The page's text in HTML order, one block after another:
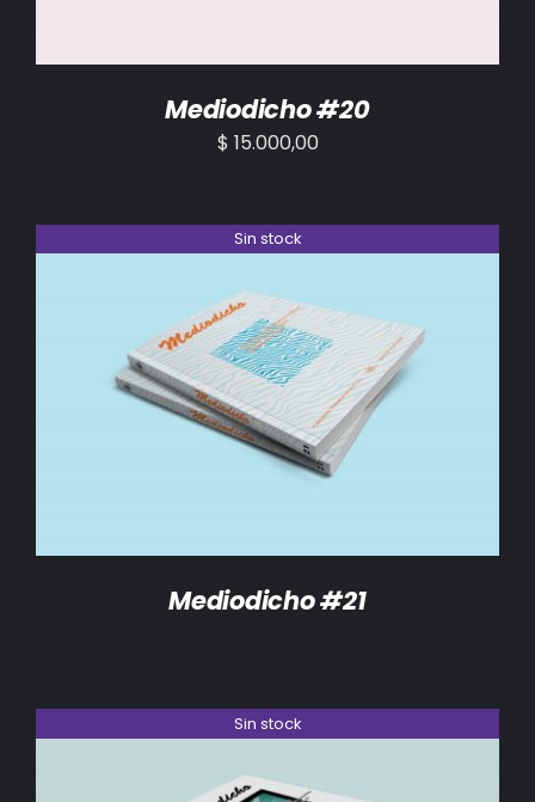
Mediodicho #20
$ 15.000,00
Sin stock
DETALLES
Mediodicho #21
Sin stock